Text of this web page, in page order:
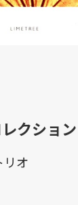
クショ
リオ